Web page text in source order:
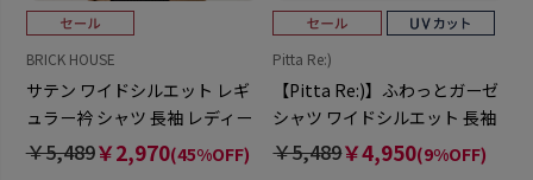
BRICK HOUSE
サテン ワイドシルエット レギ
ュラー衿 シャツ 長袖 レディー
ス
￥5,489￥2,970(45%OFF)
Pitta Re:)
【Pitta Re:)】ふわっとガーゼ
シャツ ワイドシルエット 長袖
綿100% レディース カジュアル
￥5,489￥4,950(9%OFF)